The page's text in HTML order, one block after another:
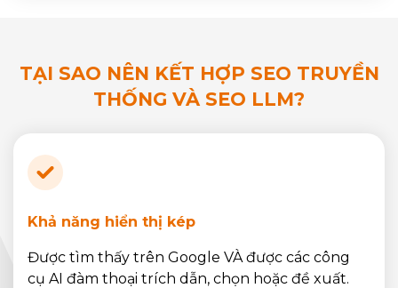
TẠI SAO NÊN KẾT HỢP SEO TRUYỀN
THỐNG VÀ SEO LLM?
Khả năng hiển thị kép
Được tìm thấy trên Google VÀ được các công
cụ AI đàm thoại trích dẫn, chọn hoặc đề xuất.